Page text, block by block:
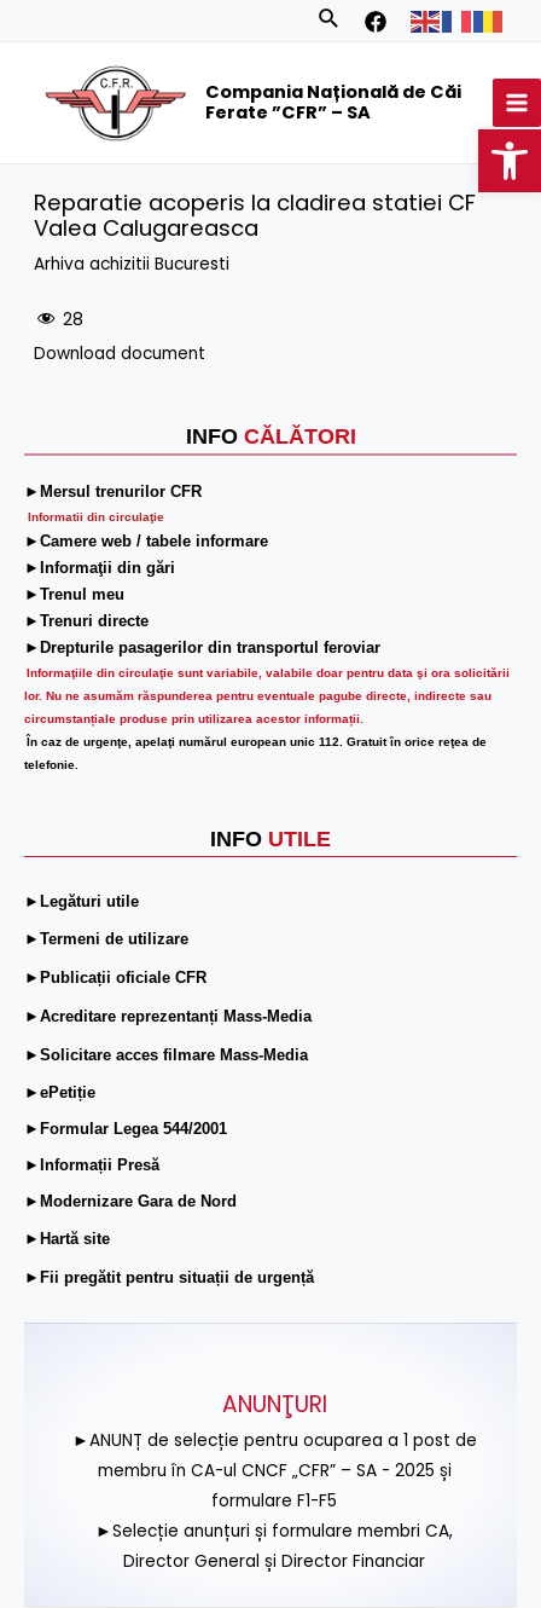
Search
Compania Națională de Căi
Ferate ”CFR” – SA
INFO CĂLĂTORI
►Mersul trenurilor CFR
Informatii din circulaţie
►Camere web / tabele informare
►Informaţii din gări
►Trenul meu
►Trenuri directe
►Drepturile pasagerilor din transportul feroviar
Informaţiile din circulaţie sunt variabile, valabile doar pentru data şi ora solicitării
lor. Nu ne asumăm răspunderea pentru eventuale pagube directe, indirecte sau
circumstanțiale produse prin utilizarea acestor informații.
În caz de urgenţe, apelaţi numărul european unic 112. Gratuit în orice reţea de
telefonie.
INFO UTILE
►Legături utile
►Termeni de utilizare
►Publicații oficiale CFR
►Acreditare reprezentanți Mass-Media
►Solicitare acces filmare Mass-Media
►ePetiție
►Formular Legea 544/2001
►Informații Presă
►Modernizare Gara de Nord
►Hartă site
►Fii pregătit pentru situații de urgență
Reparatie acoperis la cladirea statiei CF
Valea Calugareasca
Arhiva achizitii Bucuresti
28
Download document
ANUNŢURI
►ANUNȚ de selecție pentru ocuparea a 1 post de
membru în CA-ul CNCF „CFR” – SA - 2025 și
formulare F1-F5
►Selecție anunțuri și formulare membri CA,
Director General și Director Financiar